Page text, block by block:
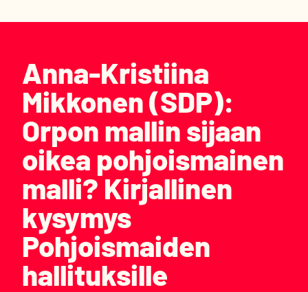
Anna-Kristiina
Mikkonen (SDP):
Orpon mallin sijaan
oikea pohjoismainen
malli? Kirjallinen
kysymys
Pohjoismaiden
hallituksille